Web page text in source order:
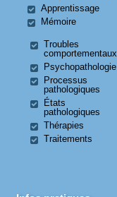
Apprentissage
Mémoire
Troubles
comportementaux
Psychopathologie
Processus
pathologiques
États
pathologiques
Thérapies
Traitements